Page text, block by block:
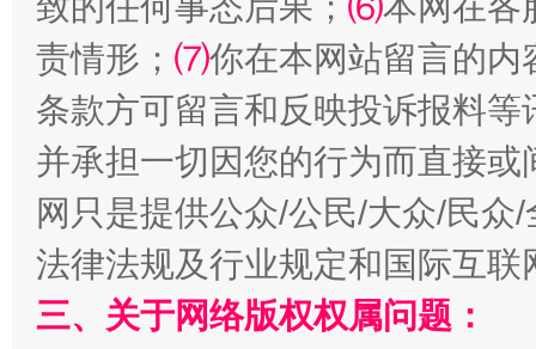
全民健身五年计划来了！等你上场
阿坝州三大球赛在茂县开幕
责情形； ⑺你在本网站留言的内
条款方可留言和反映投诉报料
并承担一切因您的行为而直接
网只是提供公众/公民/大众/民
法律法规及行业规定和国际互
三、关于网络版权权属问题：